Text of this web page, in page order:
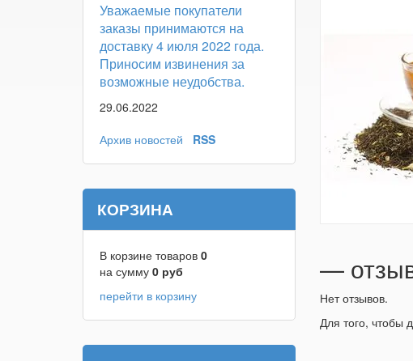
—
Нет отзывов.
Для того, чтобы
Уважаемые покупатели
заказы принимаются на
доставку 4 июля 2022 года.
Приносим извинения за
возможные неудобства.
29.06.2022
Архив новостей
RSS
КОРЗИНА
В корзине товаров 0
на сумму 0 руб
перейти в корзину